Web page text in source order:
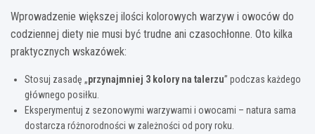
Wprowadzenie większej ilości kolorowych warzyw i owoców do
codziennej diety nie musi być trudne ani czasochłonne. Oto kilka
praktycznych wskazówek:
Stosuj zasadę „przynajmniej 3 kolory na talerzu” podczas każdego
głównego posiłku.
Eksperymentuj z sezonowymi warzywami i owocami – natura sama
dostarcza różnorodności w zależności od pory roku.